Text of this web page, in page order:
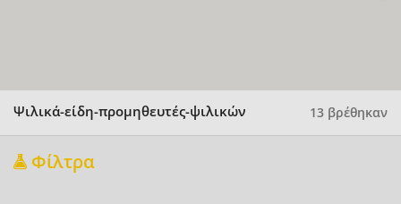
Ψιλικά-είδη-προμηθευτές-ψιλικών 13 βρέθηκαν
Φίλτρα